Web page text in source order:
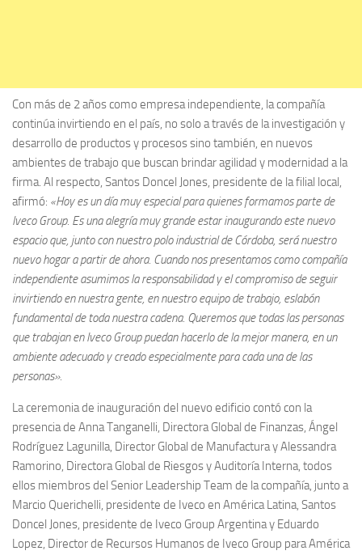
Con más de 2 años como empresa independiente, la compañía
continúa invirtiendo en el país, no solo a través de la investigación y
desarrollo de productos y procesos sino también, en nuevos
ambientes de trabajo que buscan brindar agilidad y modernidad a la
firma. Al respecto, Santos Doncel Jones, presidente de la filial local,
afirmó: «Hoy es un día muy especial para quienes formamos parte de
Iveco Group. Es una alegría muy grande estar inaugurando este nuevo
espacio que, junto con nuestro polo industrial de Córdoba, será nuestro
nuevo hogar a partir de ahora. Cuando nos presentamos como compañía
independiente asumimos la responsabilidad y el compromiso de seguir
invirtiendo en nuestra gente, en nuestro equipo de trabajo, eslabón
fundamental de toda nuestra cadena. Queremos que todas las personas
que trabajan en Iveco Group puedan hacerlo de la mejor manera, en un
ambiente adecuado y creado especialmente para cada una de las
personas».
La ceremonia de inauguración del nuevo edificio contó con la
presencia de Anna Tanganelli, Directora Global de Finanzas, Ángel
Rodríguez Lagunilla, Director Global de Manufactura y Alessandra
Ramorino, Directora Global de Riesgos y Auditoría Interna, todos
ellos miembros del Senior Leadership Team de la compañía, junto a
Marcio Querichelli, presidente de Iveco en América Latina, Santos
Doncel Jones, presidente de Iveco Group Argentina y Eduardo
Lopez, Director de Recursos Humanos de Iveco Group para América